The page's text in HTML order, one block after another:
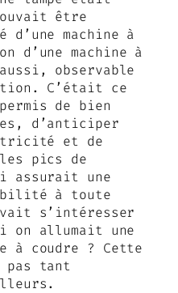
être
machine à
d’une machine à
observable
C’était ce
de bien
d’anticiper
et de
pics de
assurait une
à toute
s’intéresser
on allumait une
à coudre ? Cette
pas tant